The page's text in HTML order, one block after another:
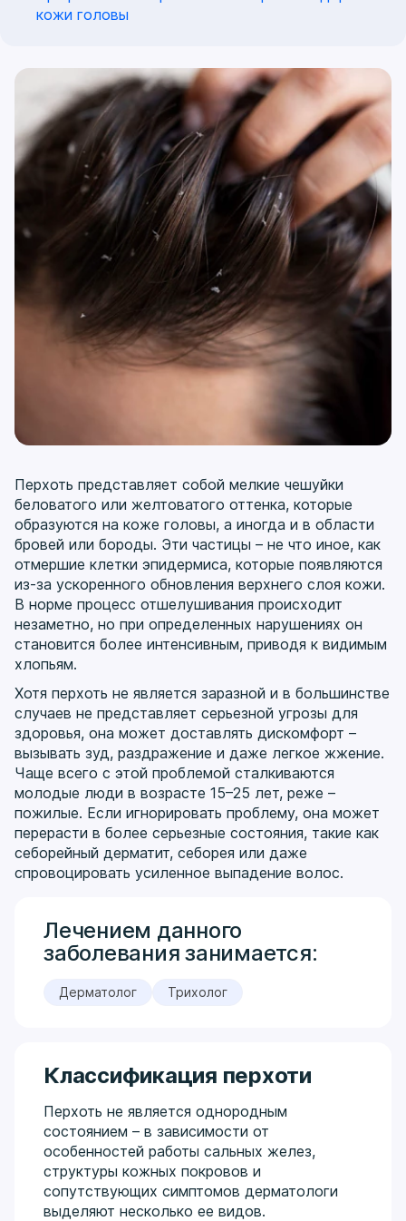
кожи головы
Перхоть представляет собой мелкие чешуйки
беловатого или желтоватого оттенка, которые
образуются на коже головы, а иногда и в области
бровей или бороды. Эти частицы – не что иное, как
отмершие клетки эпидермиса, которые появляются
из-за ускоренного обновления верхнего слоя кожи.
В норме процесс отшелушивания происходит
незаметно, но при определенных нарушениях он
становится более интенсивным, приводя к видимым
хлопьям.
Хотя перхоть не является заразной и в большинстве
случаев не представляет серьезной угрозы для
здоровья, она может доставлять дискомфорт –
вызывать зуд, раздражение и даже легкое жжение.
Чаще всего с этой проблемой сталкиваются
молодые люди в возрасте 15–25 лет, реже –
пожилые. Если игнорировать проблему, она может
перерасти в более серьезные состояния, такие как
себорейный дерматит, себорея или даже
спровоцировать усиленное выпадение волос.
Лечением данного
заболевания занимается:
Дерматолог Трихолог
Классификация перхоти
Перхоть не является однородным
состоянием – в зависимости от
особенностей работы сальных желез,
структуры кожных покровов и
сопутствующих симптомов дерматологи
выделяют несколько ее видов.